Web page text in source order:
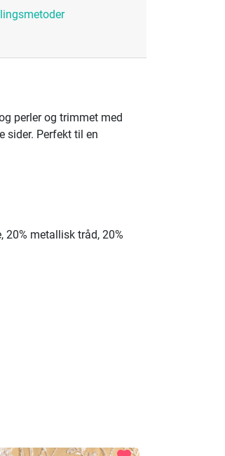
perler og trimmet med
sider. Perfekt til en
20% metallisk tråd, 20%